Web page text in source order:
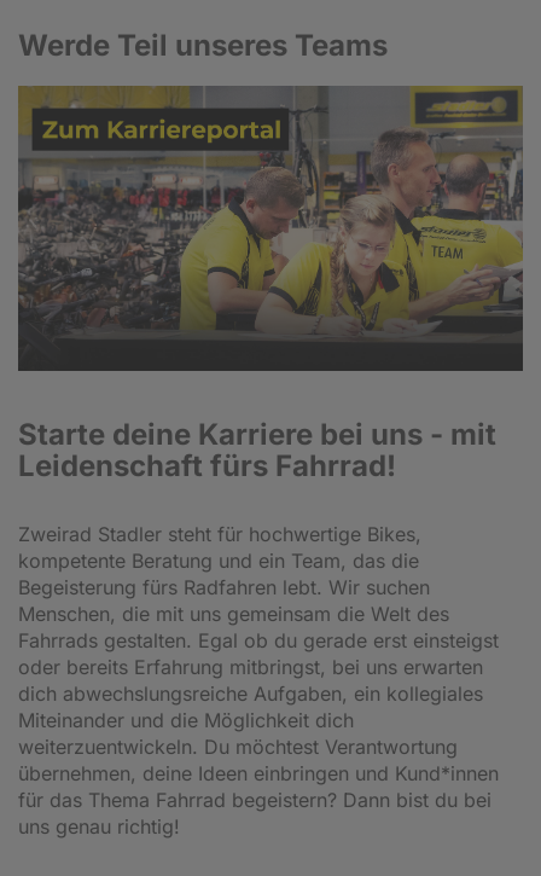
Werde Teil unseres Teams
Starte deine Karriere bei uns - mit
Leidenschaft fürs Fahrrad!
Zweirad Stadler steht für hochwertige Bikes,
kompetente Beratung und ein Team, das die
Begeisterung fürs Radfahren lebt. Wir suchen
Menschen, die mit uns gemeinsam die Welt des
Fahrrads gestalten. Egal ob du gerade erst einsteigst
oder bereits Erfahrung mitbringst, bei uns erwarten
dich abwechslungsreiche Aufgaben, ein kollegiales
Miteinander und die Möglichkeit dich
weiterzuentwickeln. Du möchtest Verantwortung
übernehmen, deine Ideen einbringen und Kund*innen
für das Thema Fahrrad begeistern? Dann bist du bei
uns genau richtig!